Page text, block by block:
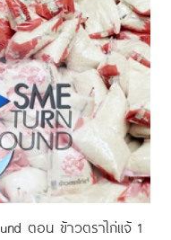
ตอน ข้าวตราไก่แจ้ 1